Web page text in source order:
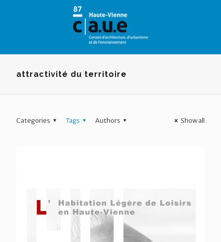
attractivité du territoire
Categories Tags Authors Show all
Panneau de gestion des cookies